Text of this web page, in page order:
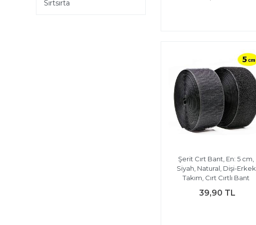
Sırtsırta
Şerit Cırt Bant, En: 5 cm,
Siyah, Natural, Dişi-Erkek
Takım, Cırt Cırtlı Bant
39,90 TL